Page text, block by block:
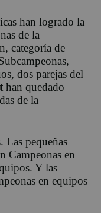
han logrado la
de la
categoría de
dos parejas del
han quedado
de la
Las pequeñas
Campeonas en
Y las
en equipos